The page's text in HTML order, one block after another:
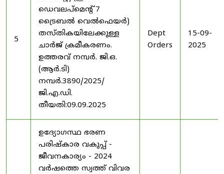
5
ഡെവലപ്മെന്റ് 7
ട്രൈബൽ വെൽഫെയർ)
തസ്തികയിലേക്കുള്ള
ചാർജ് ക്രമീകരണം.
ഉത്തരവ് നമ്പർ. ജി.ഒ.
(ആർ.ടി)
നമ്പർ.3890/2025/
ജി.എ.ഡി.
തീയതി:09.09.2025
Dept
Orders
15-09-
2025
ഉദ്യോഗസ്ഥ ഭരണ
പരിഷ്കാര വകുപ്പ് -
ജീവനകാര്യം - 2024
വർഷത്തെ സ്വത്ത് വിവര